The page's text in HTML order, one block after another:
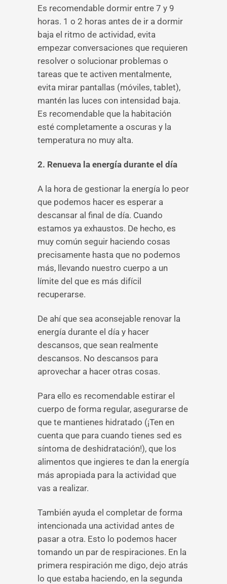
Es recomendable dormir entre 7 y 9
horas. 1 o 2 horas antes de ir a dormir
baja el ritmo de actividad, evita
empezar conversaciones que requieren
resolver o solucionar problemas o
tareas que te activen mentalmente,
evita mirar pantallas (móviles, tablet),
mantén las luces con intensidad baja.
Es recomendable que la habitación
esté completamente a oscuras y la
temperatura no muy alta.
2. Renueva la energía durante el día
A la hora de gestionar la energía lo peor
que podemos hacer es esperar a
descansar al final de día. Cuando
estamos ya exhaustos. De hecho, es
muy común seguir haciendo cosas
precisamente hasta que no podemos
más, llevando nuestro cuerpo a un
límite del que es más difícil
recuperarse.
De ahí que sea aconsejable renovar la
energía durante el día y hacer
descansos, que sean realmente
descansos. No descansos para
aprovechar a hacer otras cosas.
Para ello es recomendable estirar el
cuerpo de forma regular, asegurarse de
que te mantienes hidratado (¡Ten en
cuenta que para cuando tienes sed es
síntoma de deshidratación!), que los
alimentos que ingieres te dan la energía
más apropiada para la actividad que
vas a realizar.
También ayuda el completar de forma
intencionada una actividad antes de
pasar a otra. Esto lo podemos hacer
tomando un par de respiraciones. En la
primera respiración me digo, dejo atrás
lo que estaba haciendo, en la segunda